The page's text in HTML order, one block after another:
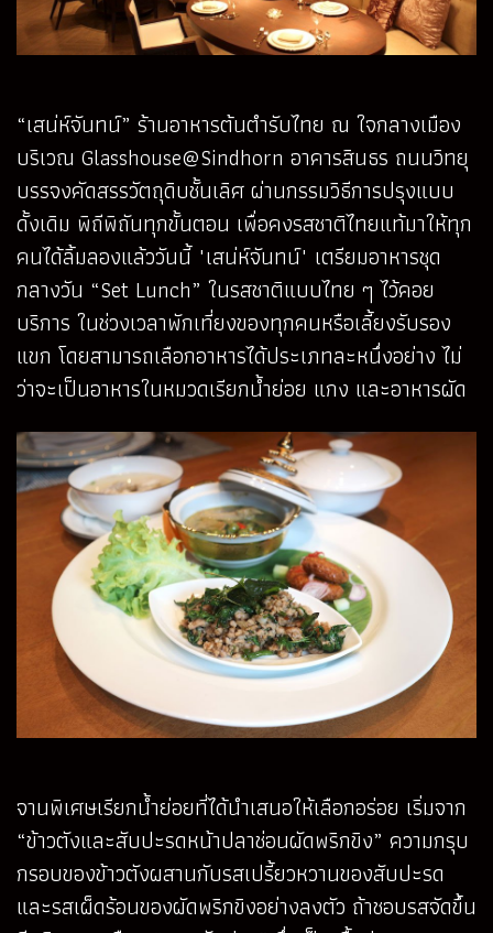
“เสน่ห์จันทน์” ร้านอาหารต้นตำรับไทย ณ ใจกลางเมือง
บริเวณ Glasshouse@Sindhorn อาคารสินธร ถนนวิทยุ
บรรจงคัดสรรวัตถุดิบชั้นเลิศ ผ่านกรรมวิธีการปรุงแบบ
ดั้งเดิม พิถีพิถันทุกขั้นตอน เพื่อคงรสชาติไทยแท้มาให้ทุก
คนได้ลิ้มลองแล้ววันนี้ "เสน่ห์จันทน์" เตรียมอาหารชุด
กลางวัน “Set Lunch” ในรสชาติแบบไทย ๆ ไว้คอย
บริการ ในช่วงเวลาพักเที่ยงของทุกคนหรือเลี้ยงรับรอง
แขก โดยสามารถเลือกอาหารได้ประเภทละหนึ่งอย่าง ไม่
ว่าจะเป็นอาหารในหมวดเรียกน้ำย่อย แกง และอาหารผัด
จานพิเศษเรียกน้ำย่อยที่ได้นำเสนอให้เลือกอร่อย เริ่มจาก
“ข้าวตังและสับปะรดหน้าปลาช่อนผัดพริกขิง” ความกรุบ
กรอบของข้าวตังผสานกับรสเปรี้ยวหวานของสับปะรด
และรสเผ็ดร้อนของผัดพริกขิงอย่างลงตัว ถ้าชอบรสจัดขึ้น